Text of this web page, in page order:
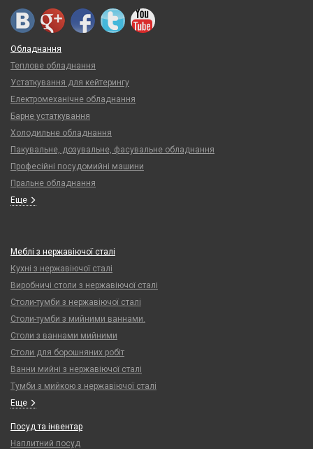
Обладнання
Теплове обладнання
Устаткування для кейтерингу
Електромеханічне обладнання
Барне устаткування
Холодильне обладнання
Пакувальне, дозувальне, фасувальне обладнання
Професійні посудомийні машини
Пральне обладнання
Еще
Меблі з нержавіючої сталі
Кухні з нержавіючої сталі
Виробничі столи з нержавіючої сталі
Столи-тумби з нержавіючої сталі
Столи-тумби з мийними ваннами.
Столи з ваннами мийними
Столи для борошняних робіт
Ванни мийні з нержавіючої сталі
Тумби з мийкою з нержавіючої сталі
Еще
Посуд та інвентар
Наплитний посуд